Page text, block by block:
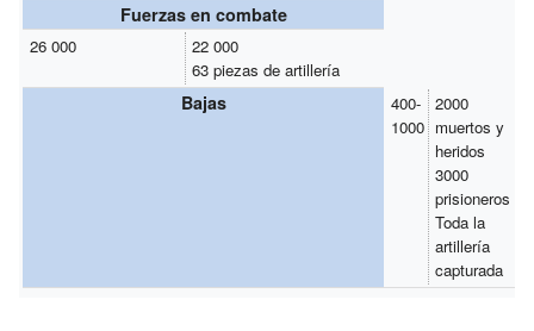
Fuerzas en combate
26 000
22 000
63 piezas de artillería
Bajas
400-
1000
2000
muertos y
heridos
3000
prisioneros
Toda la
artillería
capturada